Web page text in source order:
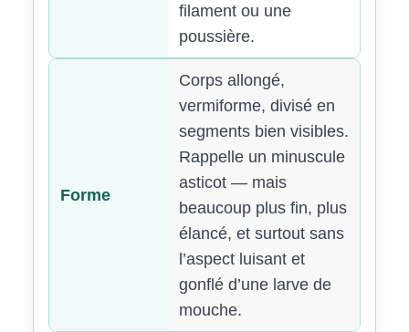
filament ou une
poussière.
Forme
Corps allongé,
vermiforme, divisé en
segments bien visibles.
Rappelle un minuscule
asticot — mais
beaucoup plus fin, plus
élancé, et surtout sans
l’aspect luisant et
gonflé d’une larve de
mouche.